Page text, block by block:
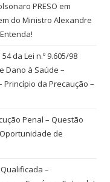
PRESO em
do Ministro Alexandre
da Lei n.º 9.605/98
Dano à Saúde –
da Precaução –
Penal – Questão
de
Qualificada –